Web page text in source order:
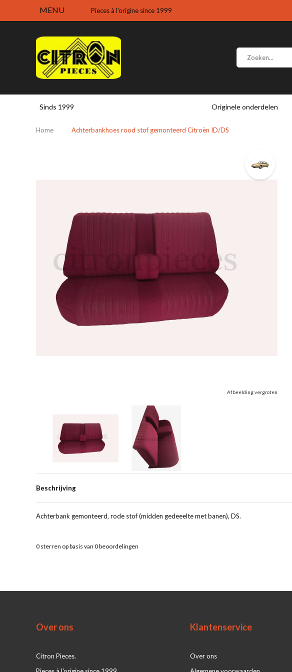
MENU Pieces à l'origine since 1999
Sinds 1999 Originele onderdelen
Home Achterbankhoes rood stof gemonteerd Citroën ID/DS
Afbeelding vergroten
Beschrijving
Achterbank gemonteerd, rode stof (midden gedeeelte met banen), DS.
0 sterren op basis van 0beoordelingen
Over ons
Citron Pieces.
Klantenservice
Over ons